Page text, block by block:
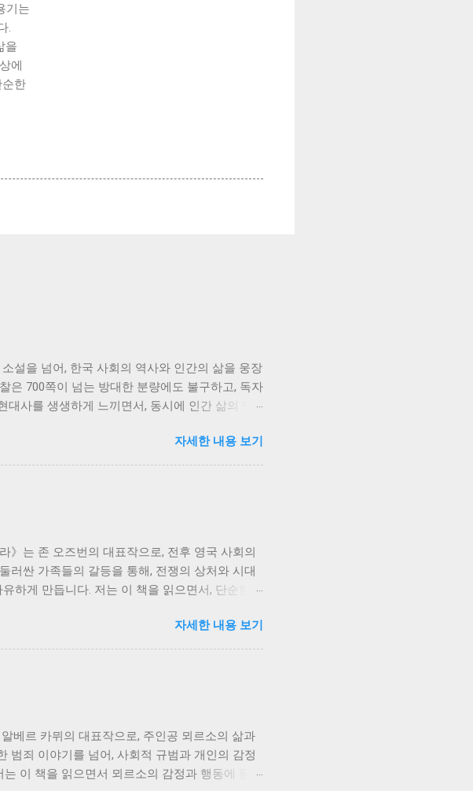
기는
.
을
에
한
설을 넘어, 한국 사회의 역사와 인간의 삶을 웅장
은 700쪽이 넘는 방대한 분량에도 불구하고, 독자
사를 생생하게 느끼면서, 동시에 인간 삶의 덧
의 시대를 살아온 한국인들의 삶의 축소판과 같습
에서도 꿋꿋하게 자신의 삶을 지켜나가려는 의
하게, 때로는 격렬하게 흘러갑니다. 저는 서희의
는지, 그리고 그럼에도 불구하고 인간이 지닌 생
의 고유한 개성과 사연을 가지고 있습니다. 그들
배경과 맞물려 더욱 복잡하고 애절하게 그려집
를 통해 저는 사랑과 이별, 그리고 희생의 의미
, 그들의 삶은 희망을 잃지 않고 미래를 향해 나
자세한 내용 보기
》는 존 오즈번의 대표작으로, 전후 영국 사회의
러싼 가족들의 갈등을 통해, 전쟁의 상처와 시대
하게 만듭니다. 저는 이 책을 읽으면서, 단순한
을 잃어버리고, 끊임없는 자기혐오와 불안에 시
매제가 됩니다. 아버지는 낡은 가치관에 집착하
낡은 가치관과 엄격함에 반항하지만, 동시에 아
등은, 전쟁 세대와 그 이후 세대 간의 불화, 그리
혼란스러운 감정에 공감하며, 자신의 삶에서 과
존재는 가족 내 갈등의 심각성을 더욱 부각시키
는다는 것을 보여줍니다. 저는 어머니의 희생적
이라는 공동체 안에서 개인은 어떻게 자신의 정
자세한 내용 보기
베르 카뮈의 대표작으로, 주인공 뫼르소의 삶과
범죄 이야기를 넘어, 사회적 규범과 개인의 감정
이 책을 읽으면서 뫼르소의 감정과 행동에 동화